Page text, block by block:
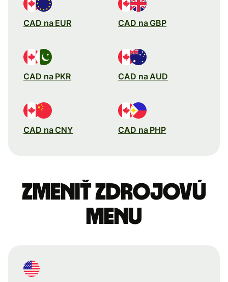
CAD na EUR CAD na GBP
CAD na PKR CAD na AUD
CAD na CNY CAD na PHP
Zmeniť zdrojovú
menu